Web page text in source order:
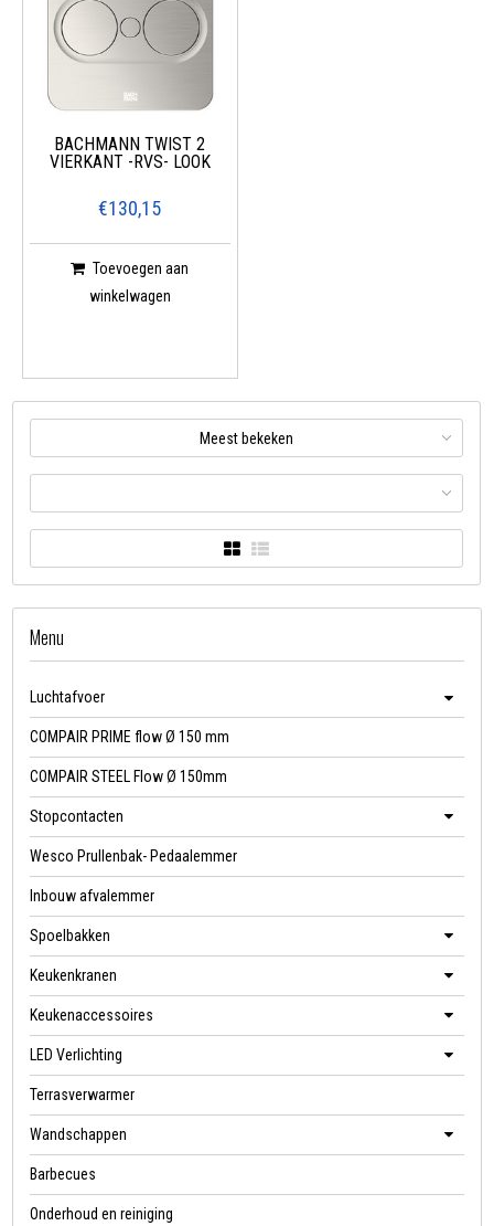
BACHMANN TWIST 2
VIERKANT -RVS- LOOK
€130,15
Toevoegen aan
winkelwagen
Meest bekeken
Menu
Luchtafvoer
COMPAIR PRIME flow Ø 150 mm
COMPAIR STEEL Flow Ø 150mm
Stopcontacten
Wesco Prullenbak- Pedaalemmer
Inbouw afvalemmer
Spoelbakken
Keukenkranen
Keukenaccessoires
LED Verlichting
Terrasverwarmer
Wandschappen
Barbecues
Onderhoud en reiniging